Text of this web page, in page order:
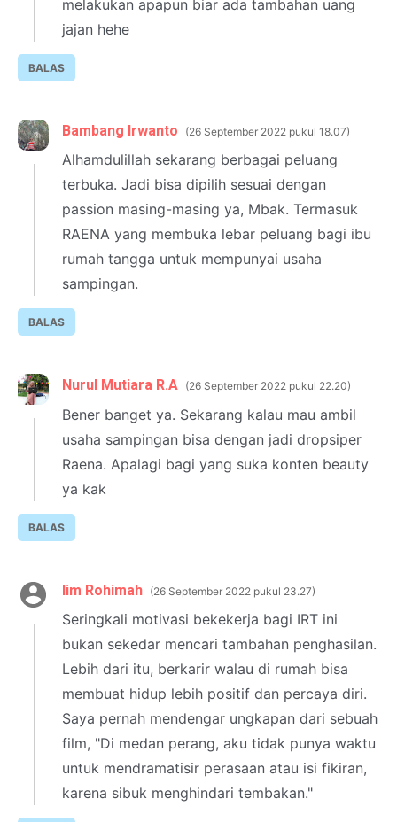
melakukan apapun biar ada tambahan uang
jajan hehe
BALAS
Bambang Irwanto 26 September 2022 pukul 18.07
Alhamdulillah sekarang berbagai peluang
terbuka. Jadi bisa dipilih sesuai dengan
passion masing-masing ya, Mbak. Termasuk
RAENA yang membuka lebar peluang bagi ibu
rumah tangga untuk mempunyai usaha
sampingan.
BALAS
Nurul Mutiara R.A 26 September 2022 pukul 22.20
Bener banget ya. Sekarang kalau mau ambil
usaha sampingan bisa dengan jadi dropsiper
Raena. Apalagi bagi yang suka konten beauty
ya kak
BALAS
Iim Rohimah 26 September 2022 pukul 23.27
Seringkali motivasi bekekerja bagi IRT ini
bukan sekedar mencari tambahan penghasilan.
Lebih dari itu, berkarir walau di rumah bisa
membuat hidup lebih positif dan percaya diri.
Saya pernah mendengar ungkapan dari sebuah
film, "Di medan perang, aku tidak punya waktu
untuk mendramatisir perasaan atau isi fikiran,
karena sibuk menghindari tembakan."